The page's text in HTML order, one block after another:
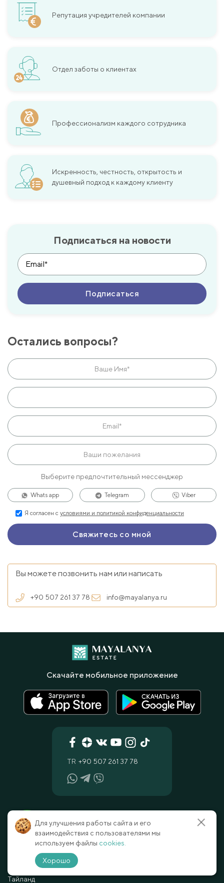
Репутация учредителей компании
Отдел заботы о клиентах
Профессионализм каждого сотрудника
Искренность, честность, открытость и
душевный подход к каждому клиенту
Подписаться на новости
Остались вопросы?
Выберите предпочтительный мессенджер
Whats app Telegram Viber
Я согласен с условиями и политикой конфиденциальности
Вы можете позвонить нам или написать
+90 507 261 37 78 info@mayalanya.ru
Вся недвижимость
Турция
Северный Кипр
Индонезия
Тайланд
Услуги
Продать недвижимость
Консультация юриста
TR +90 507 261 37 78
Скачайте мобильное приложение
Для улучшения работы сайта и его
взаимодействия с пользователями мы
используем файлы cookies.
Хорошо